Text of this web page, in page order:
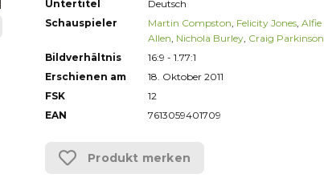
Untertitel
Deutsch
Schauspieler
Martin Compston, Felicity Jones, Alfie
Allen, Nichola Burley, Craig Parkinson
Bildverhältnis
16:9 - 1.77:1
Erschienen am
18. Oktober 2011
FSK
12
EAN
7613059401709
Produkt merken